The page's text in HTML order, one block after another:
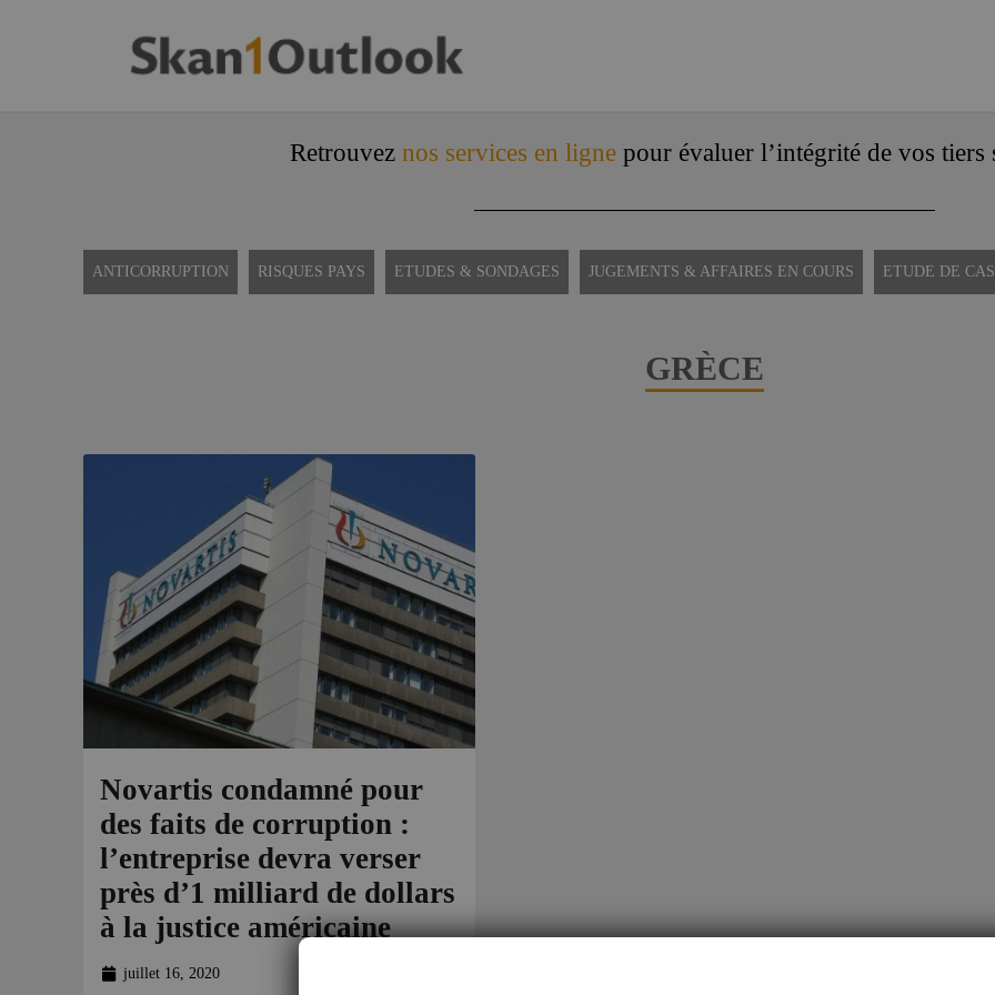
Retrouvez nos services en lignepour évaluer l’intégrité de vos
ANTICORRUPTION RISQUES PAYS ETUDES & SONDAGES JUGEMENTS & AFFAIRES EN COURS ETUDE DE CAS
GRÈCE
Novartis condamné pour
des faits de corruption :
l’entreprise devra verser
près d’1 milliard de dollars
à la justice américaine
juillet 16, 2020